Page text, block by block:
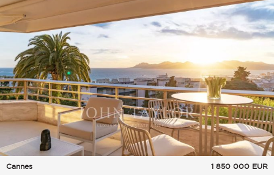
Cannes
1 850 000 EUR